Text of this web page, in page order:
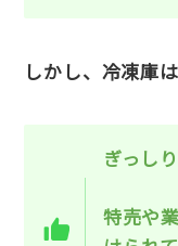
しかし、冷凍庫
ぎっし
特売や